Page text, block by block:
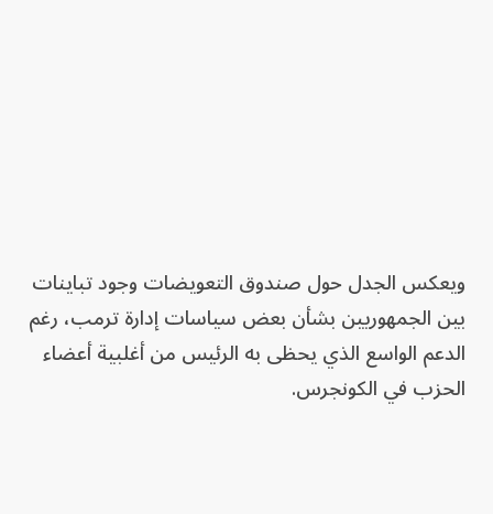
ويعكس الجدل حول صندوق التعويضات وجود تباينات
بين الجمهوريين بشأن بعض سياسات إدارة ترمب، رغم
الدعم الواسع الذي يحظى به الرئيس من أغلبية أعضاء
الحزب في الكونجرس.